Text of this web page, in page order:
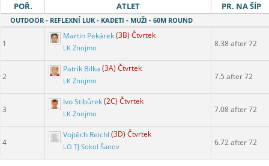
POŘ. ATLET PR. NA ŠÍP
OUTDOOR - REFLEXNÍ LUK - KADETI - MUŽI - 60M ROUND
1
Martin Pekárek(3B) Čtvrtek
LK Znojmo 8.38 after 72
2
Patrik Bilka (3A) Čtvrtek
LK Znojmo 7.5 after 72
3
Ivo Stibůrek(2C) Čtvrtek
LK Znojmo 7.08 after 72
4
Vojtěch Reichl (3D) Čtvrtek
LO TJ Sokol Šanov 6.72 after 72